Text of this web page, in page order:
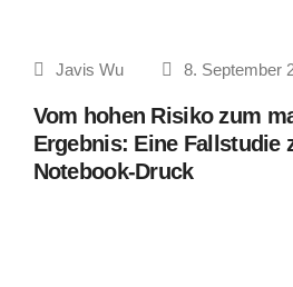
Javis Wu 8. September
Vom hohen Risiko zum
Ergebnis: Eine Fallstudie
Notebook-Druck